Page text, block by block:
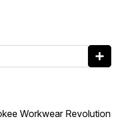
Workwear Revolution